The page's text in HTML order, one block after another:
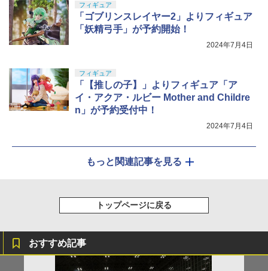
フィギュア
「ゴブリンスレイヤー2」よりフィギュア
「妖精弓手」が予約開始！
2024年7月4日
フィギュア
「【推しの子】」よりフィギュア「ア
イ・アクア・ルビー Mother and Childre
n」が予約受付中！
2024年7月4日
もっと関連記事を見る
トップページに戻る
おすすめ記事